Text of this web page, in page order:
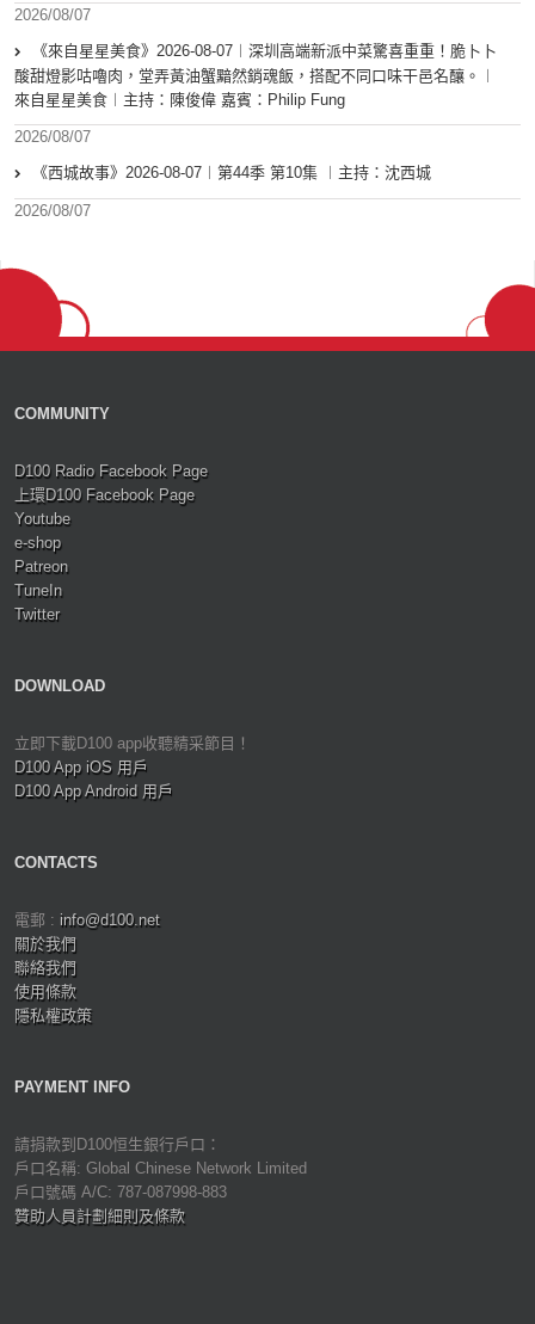
2026/08/07
《來自星星美食》2026-08-07︱深圳高端新派中菜驚喜重重！脆卜卜
酸甜燈影咕嚕肉，堂弄黃油蟹黯然銷魂飯，搭配不同口味干邑名釀。︱
來自星星美食︱主持：陳俊偉 嘉賓：Philip Fung
2026/08/07
《西城故事》2026-08-07︱第44季 第10集 ︱主持：沈西城
2026/08/07
COMMUNITY
D100 Radio Facebook Page
上環D100 Facebook Page
Youtube
e-shop
Patreon
TuneIn
Twitter
DOWNLOAD
立即下載D100 app收聽精采節目！
D100 App iOS 用戶
D100 App Android 用戶
CONTACTS
電郵 : info@d100.net
關於我們
聯絡我們
使用條款
隱私權政策
PAYMENT INFO
請捐款到D100恒生銀行戶口：
戶口名稱: Global Chinese Network Limited
戶口號碼 A/C: 787-087998-883
贊助人員計劃細則及條款